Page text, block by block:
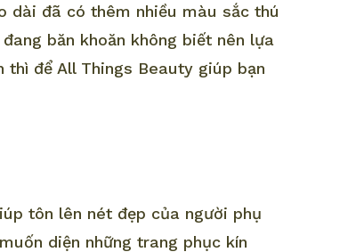
dài đã có thêm nhiều màu sắc thú
băn khoăn không biết nên lựa
thì để All Things Beauty giúp bạn
tôn lên nét đẹp của người phụ
diện những trang phục kín